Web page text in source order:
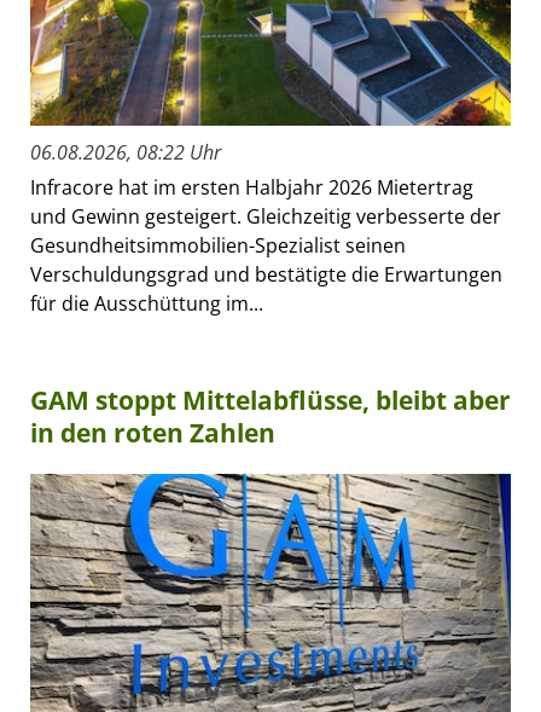
06.08.2026, 08:22 Uhr
Infracore hat im ersten Halbjahr 2026 Mietertrag
und Gewinn gesteigert. Gleichzeitig verbesserte der
Gesundheitsimmobilien-Spezialist seinen
Verschuldungsgrad und bestätigte die Erwartungen
für die Ausschüttung im...
GAM stoppt Mittelabflüsse, bleibt aber
in den roten Zahlen